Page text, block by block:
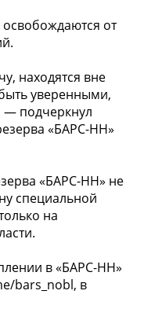
от
находятся вне
уверенными,
— подчеркнул
«БАРС-НН»
«БАРС-НН» не
специальной
на
в «БАРС-НН»
bars_nobl, в